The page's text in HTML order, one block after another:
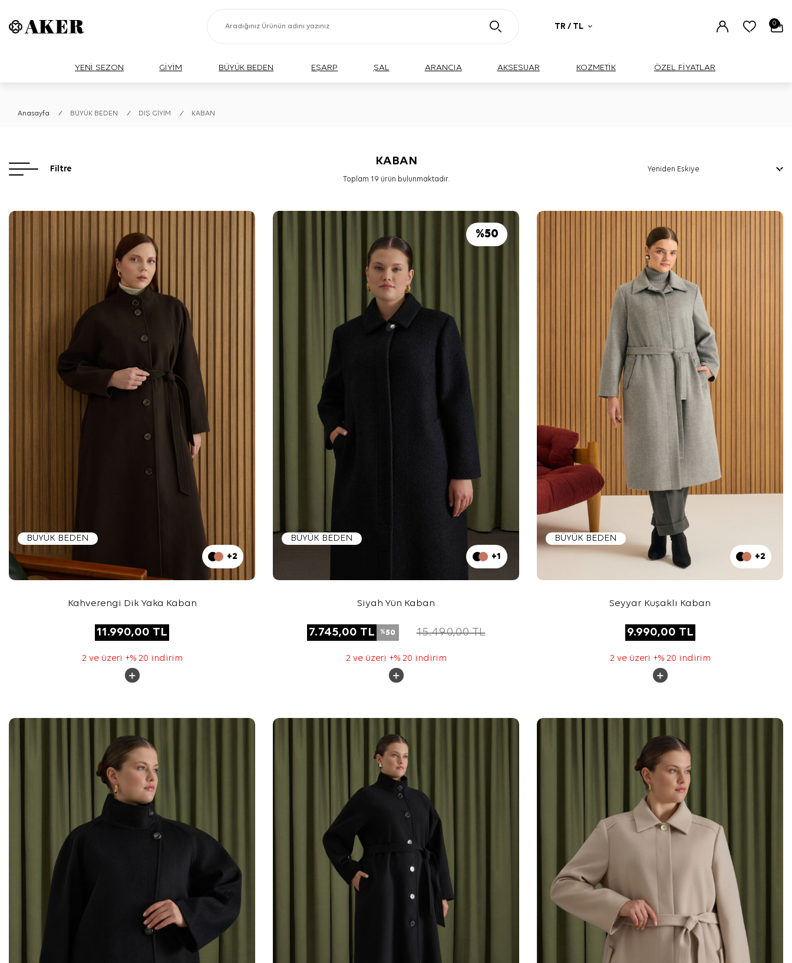
TR / TL 0
YENİ SEZON GİYİM BÜYÜK BEDEN EŞARP ŞAL ARANCIA AKSESUAR KOZMETİK ÖZEL FİYATLAR
Anasayfa / BÜYÜK BEDEN / DIŞ GİYİM / KABAN
Filtre
KABAN
Toplam 19 ürün bulunmaktadır.
BÜYÜK BEDEN
+2
Kahverengi Dik Yaka Kaban
11.990,00 TL
2 ve üzeri +% 20 indirim
BÜYÜK BEDEN
%50
+1
Siyah Yün Kaban
7.745,00 TL %50 15.490,00TL
2 ve üzeri +% 20 indirim
BÜYÜK BEDEN
+2
Seyyar Kuşaklı Kaban
9.990,00 TL
2 ve üzeri +% 20 indirim